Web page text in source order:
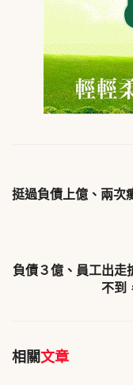
挺過負債上億、兩次
負債３億、員工出
不到
相關文章